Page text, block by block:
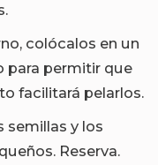
colócalos en un
para permitir que
facilitará pelarlos.
semillas y los
Reserva.